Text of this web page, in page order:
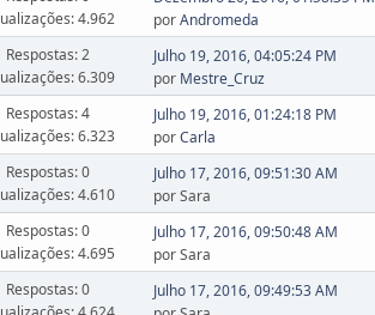
4.962
porAndromeda
Respostas: 2
6.309
Julho 19, 2016, 04:05:24 PM
por Mestre_Cruz
Respostas: 4
6.323
Julho 19, 2016, 01:24:18 PM
porCarla
Respostas: 0
4.610
Julho 17, 2016, 09:51:30 AM
por Sara
Respostas: 0
4.695
Julho 17, 2016, 09:50:48 AM
por Sara
Respostas: 0
Julho 17, 2016, 09:49:53 AM